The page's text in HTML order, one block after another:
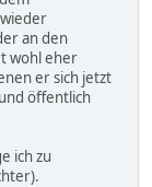
an den
wohl eher
er sich jetzt
öffentlich
ich zu